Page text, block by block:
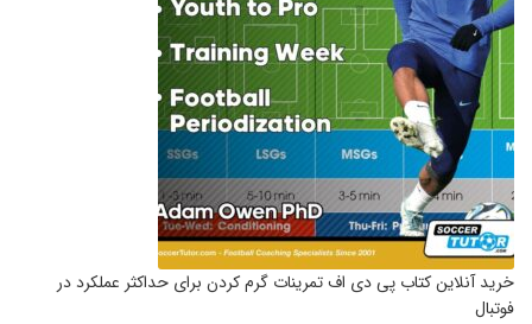
خرید آنلاین کتاب پی دی اف تمرینات گرم کردن برای حداکثر عملکرد در
فوتبال